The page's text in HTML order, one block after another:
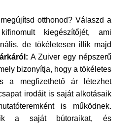
otthonod? Válaszd a
kiegészítőjét, ami
de tökéletesen illik majd
A Zuiver egy népszerű
bizonyítja, hogy a tökéletes
a megfizethető ár létezhet
irodáit is saját alkotásaik
is működnek.
a saját bútoraikat, és